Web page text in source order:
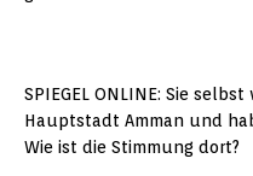
SPIEGEL ONLINE: Sie
Hauptstadt Amman und
Wie ist die Stimmung dort?